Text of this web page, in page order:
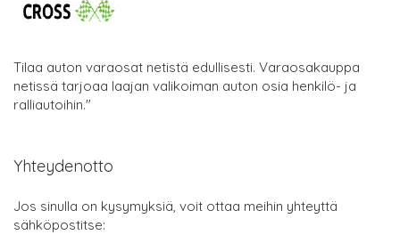
Tilaa auton varaosat netistä edullisesti. Varaosakauppa
netissä tarjoaa laajan valikoiman auton osia henkilö- ja
ralliautoihin."
Yhteydenotto
Jos sinulla on kysymyksiä, voit ottaa meihin yhteyttä
sähköpostitse: